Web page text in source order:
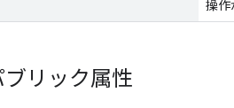
操作
ブリック属性